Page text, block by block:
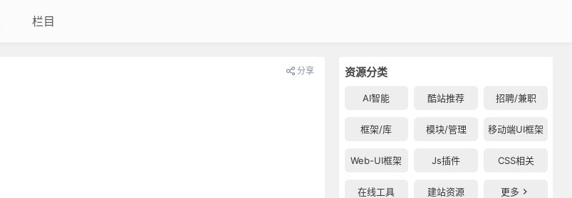
栏目
资源分类
AI智能 酷站推荐 招聘/兼职
框架/库 模块/管理 移动端UI框架
Web-UI框架 Js插件 CSS相关
在线工具 建站资源 更多
分享